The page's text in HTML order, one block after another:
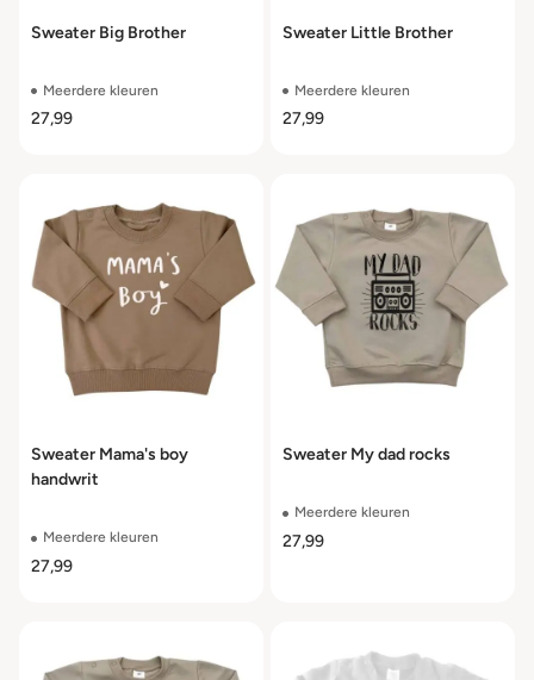
Sweater Big Brother
Meerdere kleuren
27,99
Sweater Little Brother
Meerdere kleuren
27,99
Sweater Mama's boy
handwrit
Meerdere kleuren
27,99
Sweater My dad rocks
Meerdere kleuren
27,99